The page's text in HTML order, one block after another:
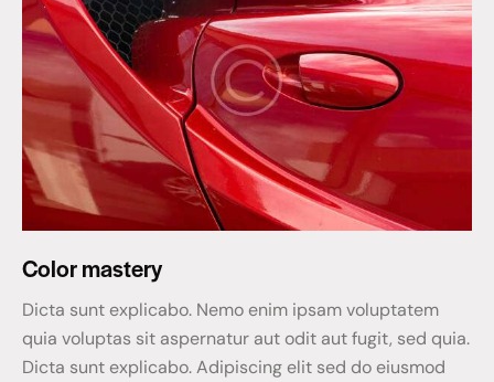
Color mastery
Dicta sunt explicabo. Nemo enim ipsam voluptatem
quia voluptas sit aspernatur aut odit aut fugit, sed quia.
Dicta sunt explicabo. Adipiscing elit sed do eiusmod